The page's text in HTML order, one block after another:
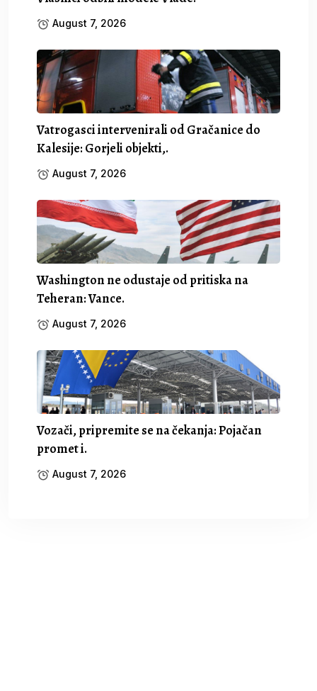
August 7, 2026
Vatrogasci intervenirali od Gračanice do
Kalesije: Gorjeli objekti,.
August 7, 2026
Washington ne odustaje od pritiska na
Teheran: Vance.
August 7, 2026
Vozači, pripremite se na čekanja: Pojačan
promet i.
August 7, 2026